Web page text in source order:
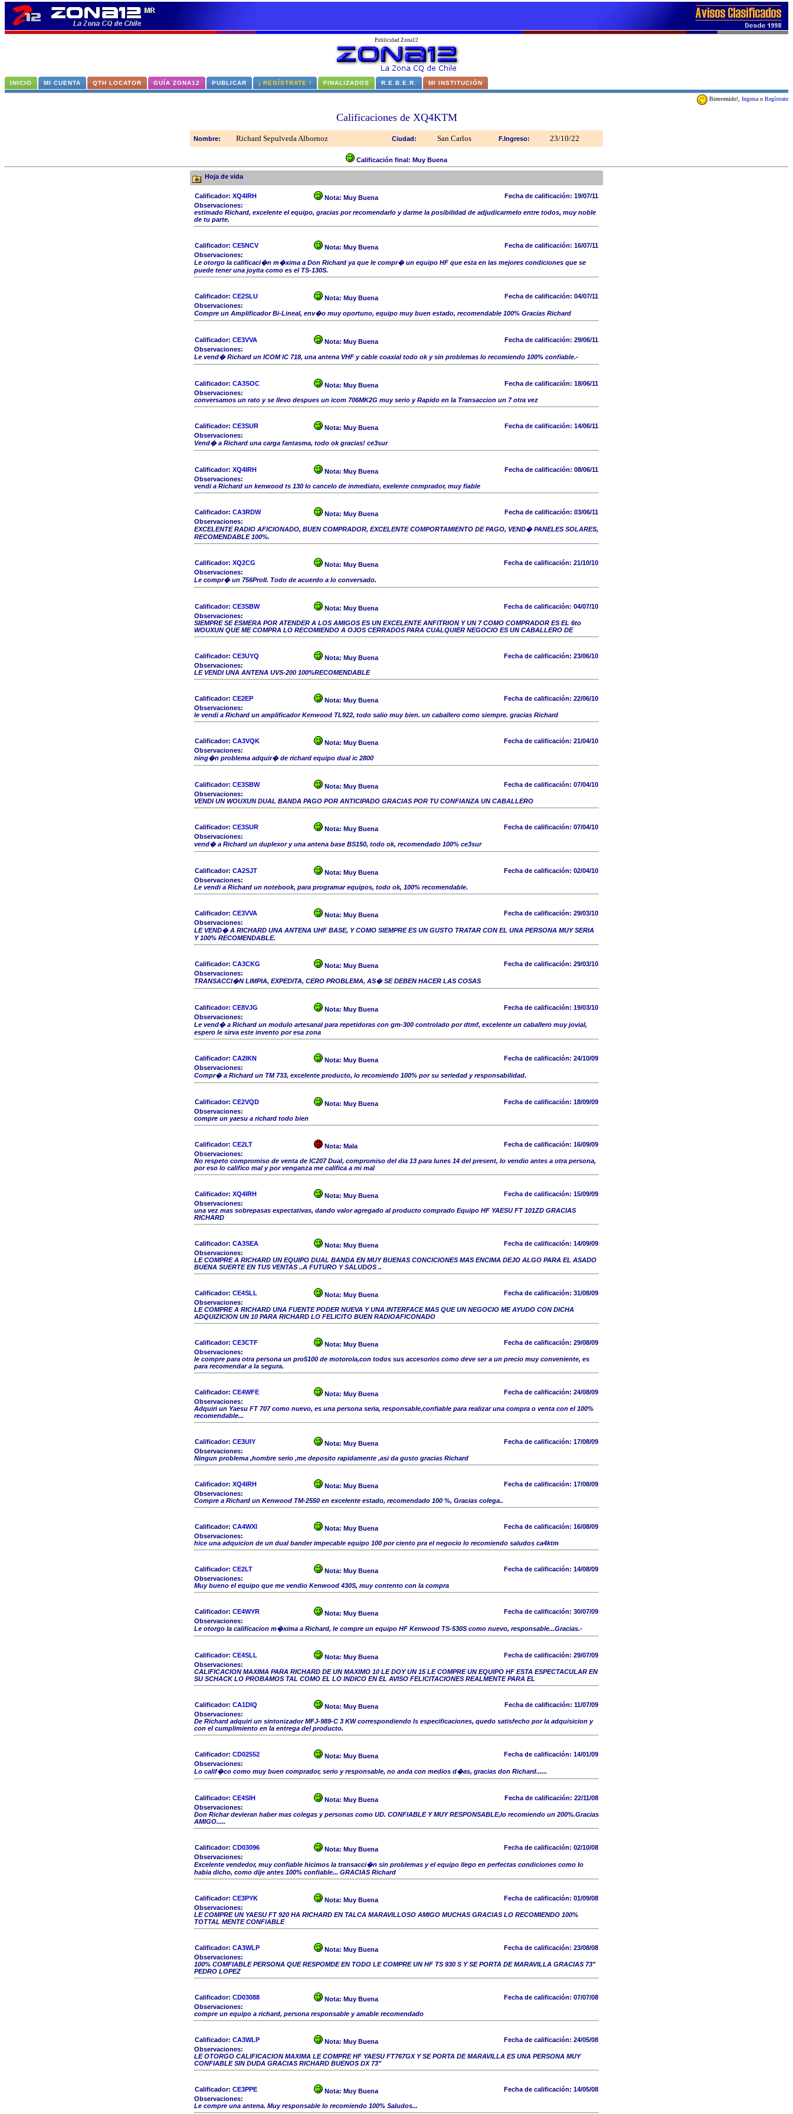
Publicidad Zona12
INICIO MI CUENTA QTH LOCATOR GUÍA ZONA12 PUBLICAR ¡ REGÍSTRATE ! FINALIZADOS R.E.B.E.R. MI INSTITUCIÓN
Bienvenido!, Ingresao Regístrate
Calificaciones de XQ4KTM
Nombre: Richard Sepulveda Albornoz Ciudad: San Carlos F.Ingreso: 23/10/22
Calificación final: Muy Buena
Hoja de vida
Calificador: XQ4IRH Nota: Muy Buena Fecha de calificación: 19/07/11
Observaciones:
estimado Richard, excelente el equipo, gracias por recomendarlo y darme la posibilidad de adjudicarmelo entre todos, muy noble
de tu parte.
Calificador: CE5NCV Nota: Muy Buena Fecha de calificación: 16/07/11
Observaciones:
Le otorgo la calificaci�n m�xima a Don Richard ya que le compr� un equipo HF que esta en las mejores condiciones que se
puede tener una joyita como es el TS-130S.
Calificador: CE2SLU Nota: Muy Buena Fecha de calificación: 04/07/11
Observaciones:
Compre un Amplificador Bi-Lineal, env�o muy oportuno, equipo muy buen estado, recomendable 100% Gracias Richard
Calificador: CE3VVA Nota: Muy Buena Fecha de calificación: 29/06/11
Observaciones:
Le vend� Richard un ICOM IC 718, una antena VHF y cable coaxial todo ok y sin problemas lo recomiendo 100% confiable.-
Calificador: CA3SOC Nota: Muy Buena Fecha de calificación: 18/06/11
Observaciones:
conversamos un rato y se llevo despues un icom 706MK2G muy serio y Rapido en la Transaccion un 7 otra vez
Calificador: CE3SUR Nota: Muy Buena Fecha de calificación: 14/06/11
Observaciones:
Vend� a Richard una carga fantasma, todo ok gracias! ce3sur
Calificador: XQ4IRH Nota: Muy Buena Fecha de calificación: 08/06/11
Observaciones:
vendi a Richard un kenwood ts 130 lo cancelo de inmediato, exelente comprador, muy fiable
Calificador: CA3RDW Nota: Muy Buena Fecha de calificación: 03/06/11
Observaciones:
EXCELENTE RADIO AFICIONADO, BUEN COMPRADOR, EXCELENTE COMPORTAMIENTO DE PAGO, VEND� PANELES SOLARES,
RECOMENDABLE 100%.
Calificador: XQ2CG Nota: Muy Buena Fecha de calificación: 21/10/10
Observaciones:
Le compr� un 756ProII. Todo de acuerdo a lo conversado.
Calificador: CE3SBW Nota: Muy Buena Fecha de calificación: 04/07/10
Observaciones:
SIEMPRE SE ESMERA POR ATENDER A LOS AMIGOS ES UN EXCELENTE ANFITRION Y UN 7 COMO COMPRADOR ES EL 6to
WOUXUN QUE ME COMPRA LO RECOMIENDO A OJOS CERRADOS PARA CUALQUIER NEGOCIO ES UN CABALLERO DE
Calificador: CE3UYQ Nota: Muy Buena Fecha de calificación: 23/06/10
Observaciones:
LE VENDI UNA ANTENA UVS-200 100%RECOMENDABLE
Calificador: CE2EP Nota: Muy Buena Fecha de calificación: 22/06/10
Observaciones:
le vendi a Richard un amplificador Kenwood TL922, todo salio muy bien. un caballero como siempre. gracias Richard
Calificador: CA3VQK Nota: Muy Buena Fecha de calificación: 21/04/10
Observaciones:
ning�n problema adquir� de richard equipo dual ic 2800
Calificador: CE3SBW Nota: Muy Buena Fecha de calificación: 07/04/10
Observaciones:
VENDI UN WOUXUN DUAL BANDA PAGO POR ANTICIPADO GRACIAS POR TU CONFIANZA UN CABALLERO
Calificador: CE3SUR Nota: Muy Buena Fecha de calificación: 07/04/10
Observaciones:
vend� a Richard un duplexor y una antena base BS150, todo ok, recomendado 100% ce3sur
Calificador: CA2SJT Nota: Muy Buena Fecha de calificación: 02/04/10
Observaciones:
Le vendi a Richard un notebook, para programar equipos, todo ok, 100% recomendable.
Calificador: CE3VVA Nota: Muy Buena Fecha de calificación: 29/03/10
Observaciones:
LE VEND� A RICHARD UNA ANTENA UHF BASE, Y COMO SIEMPRE ES UN GUSTO TRATAR CON EL UNA PERSONA MUY SERIA
Y 100% RECOMENDABLE.
Calificador: CA3CKG Nota: Muy Buena Fecha de calificación: 29/03/10
Observaciones:
TRANSACCI�N LIMPIA, EXPEDITA, CERO PROBLEMA, AS� SE DEBEN HACER LAS COSAS
Calificador: CE8VJG Nota: Muy Buena Fecha de calificación: 19/03/10
Observaciones:
Le vend� a Richard un modulo artesanal para repetidoras con gm-300 controlado por dtmf, excelente un caballero muy jovial,
espero le sirva este invento por esa zona
Calificador: CA2IKN Nota: Muy Buena Fecha de calificación: 24/10/09
Observaciones:
Compr� a Richard un TM 733, excelente producto, lo recomiendo 100% por su seriedad y responsabilidad.
Calificador: CE2VQD Nota: Muy Buena Fecha de calificación: 18/09/09
Observaciones:
compre un yaesu a richard todo bien
Calificador: CE2LT Nota: Mala Fecha de calificación: 16/09/09
Observaciones:
No respeto compromiso de venta de IC207 Dual, compromiso del dia 13 para lunes 14 del present, lo vendio antes a otra persona,
por eso lo califico mal y por venganza me califica a mi mal
Calificador: XQ4IRH Nota: Muy Buena Fecha de calificación: 15/09/09
Observaciones:
una vez mas sobrepasas expectativas, dando valor agregado al producto comprado Equipo HF YAESU FT 101ZD GRACIAS
RICHARD
Calificador: CA3SEA Nota: Muy Buena Fecha de calificación: 14/09/09
Observaciones:
LE COMPRE A RICHARD UN EQUIPO DUAL BANDA EN MUY BUENAS CONCICIONES MAS ENCIMA DEJO ALGO PARA EL ASADO
BUENA SUERTE EN TUS VENTAS ..A FUTURO Y SALUDOS ..
Calificador: CE4SLL Nota: Muy Buena Fecha de calificación: 31/08/09
Observaciones:
LE COMPRE A RICHARD UNA FUENTE PODER NUEVA Y UNA INTERFACE MAS QUE UN NEGOCIO ME AYUDO CON DICHA
ADQUIZICION UN 10 PARA RICHARD LO FELICITO BUEN RADIOAFICONADO
Calificador: CE3CTF Nota: Muy Buena Fecha de calificación: 29/08/09
Observaciones:
le compre para otra persona un pro5100 de motorola,con todos sus accesorios como deve ser a un precio muy conveniente, es
para recomendar a la segura.
Calificador: CE4WFE Nota: Muy Buena Fecha de calificación: 24/08/09
Observaciones:
Adquiri un Yaesu FT 707 como nuevo, es una persona seria, responsable,confiable para realizar una compra o venta con el 100%
recomendable...
Calificador: CE3UIY Nota: Muy Buena Fecha de calificación: 17/08/09
Observaciones:
Ningun problema ,hombre serio ,me deposito rapidamente ,asi da gusto gracias Richard
Calificador: XQ4IRH Nota: Muy Buena Fecha de calificación: 17/08/09
Observaciones:
Compre a Richard un Kenwood TM-2550 en excelente estado, recomendado 100 %, Gracias colega..
Calificador: CA4WXI Nota: Muy Buena Fecha de calificación: 16/08/09
Observaciones:
hice una adquicion de un dual bander impecable equipo 100 por ciento pra el negocio lo recomiendo saludos ca4ktm
Calificador: CE2LT Nota: Muy Buena Fecha de calificación: 14/08/09
Observaciones:
Muy bueno el equipo que me vendio Kenwood 430S, muy contento con la compra
Calificador: CE4WYR Nota: Muy Buena Fecha de calificación: 30/07/09
Observaciones:
Le otorgo la calificacion m�xima a Richard, le compre un equipo HF Kenwood TS-530S como nuevo, responsable...Gracias.-
Calificador: CE4SLL Nota: Muy Buena Fecha de calificación: 29/07/09
Observaciones:
CALIFICACION MAXIMA PARA RICHARD DE UN MAXIMO 10 LE DOY UN 15 LE COMPRE UN EQUIPO HF ESTA ESPECTACULAR EN
SU SCHACK LO PROBAMOS TAL COMO EL LO INDICO EN EL AVISO FELICITACIONES REALMENTE PARA EL
Calificador: CA1DIQ Nota: Muy Buena Fecha de calificación: 11/07/09
Observaciones:
De Richard adquiri un sintonizador MFJ-989-C 3 KW correspondiendo ls especificaciones, quedo satisfecho por la adquisicion y
con el cumplimiento en la entrega del producto.
Calificador: CD02552 Nota: Muy Buena Fecha de calificación: 14/01/09
Observaciones:
Lo calif�co como muy buen comprador, serio y responsable, no anda con medios d�as, gracias don Richard......
Calificador: CE4SIH Nota: Muy Buena Fecha de calificación: 22/11/08
Observaciones:
Don Richar devieran haber mas colegas y personas como UD. CONFIABLE Y MUY RESPONSABLE,lo recomiendo un 200%.Gracias
AMIGO.....
Calificador: CD03096 Nota: Muy Buena Fecha de calificación: 02/10/08
Observaciones:
Excelente vendedor, muy confiable hicimos la transacci�n sin problemas y el equipo llego en perfectas condiciones como lo
habia dicho, como dije antes 100% confiable... GRACIAS Richard
Calificador: CE3PYK Nota: Muy Buena Fecha de calificación: 01/09/08
Observaciones:
LE COMPRE UN YAESU FT 920 HA RICHARD EN TALCA MARAVILLOSO AMIGO MUCHAS GRACIAS LO RECOMIENDO 100%
TOTTAL MENTE CONFIABLE
Calificador: CA3WLP Nota: Muy Buena Fecha de calificación: 23/08/08
Observaciones:
100% COMFIABLE PERSONA QUE RESPOMDE EN TODO LE COMPRE UN HF TS 930 S Y SE PORTA DE MARAVILLA GRACIAS 73"
PEDRO LOPEZ
Calificador: CD03088 Nota: Muy Buena Fecha de calificación: 07/07/08
Observaciones:
compre un equipo a richard, persona responsable y amable recomendado
Calificador: CA3WLP Nota: Muy Buena Fecha de calificación: 24/05/08
Observaciones:
LE OTORGO CALIFICACION MAXIMA LE COMPRE HF YAESU FT767GX Y SE PORTA DE MARAVILLA ES UNA PERSONA MUY
CONFIABLE SIN DUDA GRACIAS RICHARD BUENOS DX 73"
Calificador: CE3PPE Nota: Muy Buena Fecha de calificación: 14/05/08
Observaciones:
Le compre una antena. Muy responsable lo recomiendo 100% Saludos...